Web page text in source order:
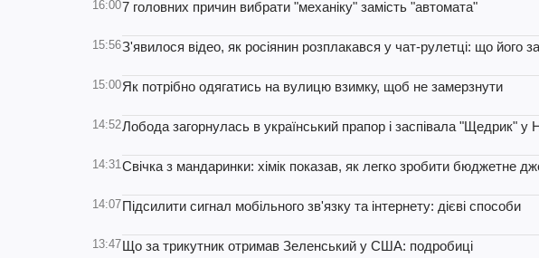
16:007 головних причин вибрати "механіку" замість "автомата"
15:56З'явилося відео, як росіянин розплакався у чат-рулетці: що його
15:00Як потрібно одягатись на вулицю взимку, щоб не замерзнути
14:52Лобода загорнулась в український прапор і заспівала "Щедрик" у
14:31Свічка з мандаринки: хімік показав, як легко зробити бюджетне
14:07Підсилити сигнал мобільного зв'язку та інтернету: дієві способи
13:47Що за трикутник отримав Зеленський у США: подробиці